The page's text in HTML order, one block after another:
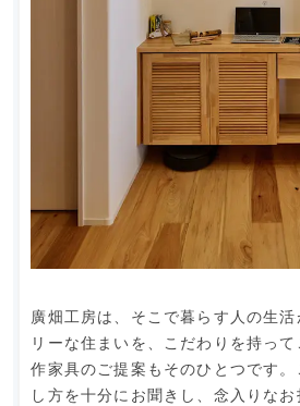
廣畑工房は、そこで暮らす人の生
リーな住まいを、こだわりを持っ
作家具のご提案もそのひとつです
し方を十分にお聞きし、念入りな